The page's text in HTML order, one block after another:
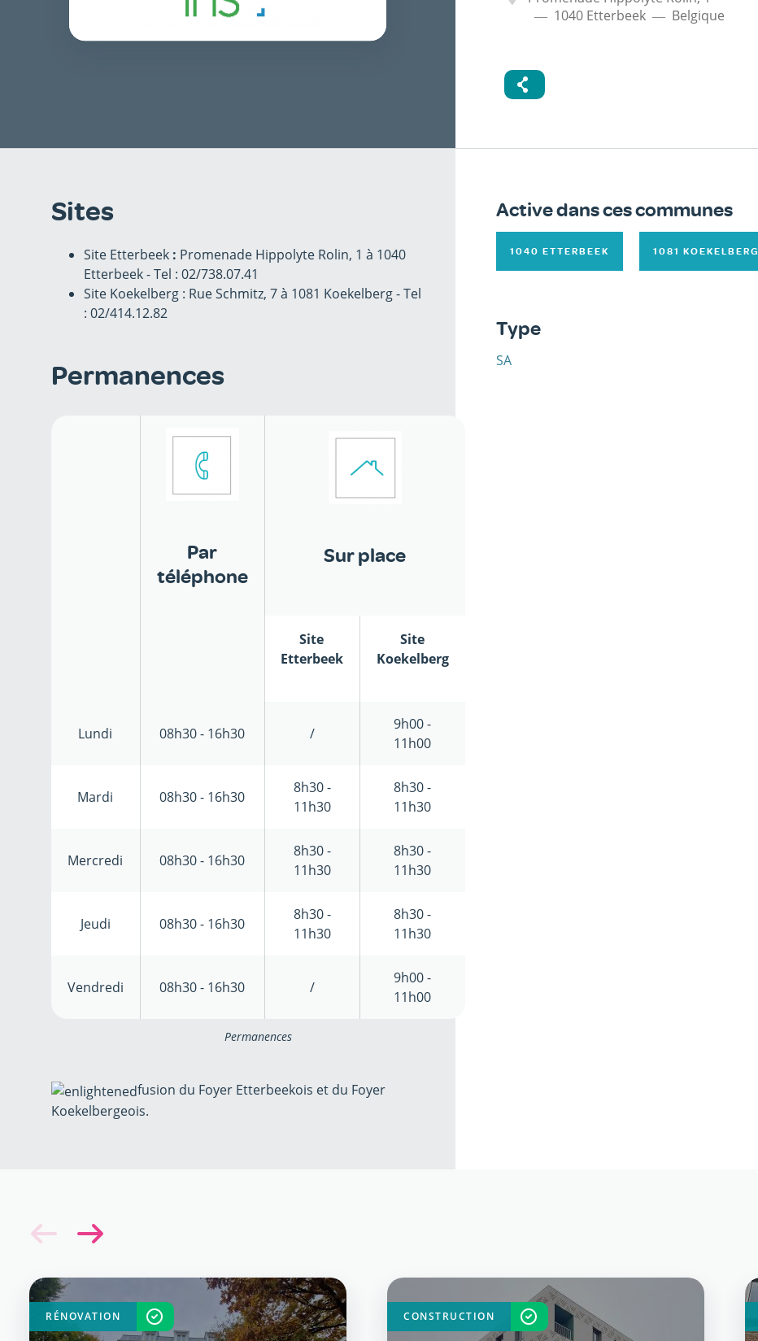
1040 Etterbeek Belgique
Sites
Site Etterbeek: Promenade Hippolyte Rolin, 1 à 1040
Etterbeek - Tel : 02/738.07.41
Site Koekelberg : Rue Schmitz, 7 à 1081 Koekelberg - Tel
: 02/414.12.82
Permanences
Permanences
Par
téléphone
Sur place
Site
Etterbeek
Site
Koekelberg
Lundi 08h30 - 16h30 /
9h00 -
11h00
Mardi 08h30 - 16h30
8h30 -
11h30
8h30 -
11h30
Mercredi 08h30 - 16h30
8h30 -
11h30
8h30 -
11h30
Jeudi 08h30 - 16h30
8h30 -
11h30
8h30 -
11h30
Vendredi 08h30 - 16h30 /
9h00 -
11h00
fusion du Foyer Etterbeekois et du Foyer
Koekelbergeois.
Active dans ces communes
1040 ETTERBEEK 1081 KOEKELBERG
Type
SA
RÉNOVATION TERMINÉ CONSTRUCTION TERMINÉ